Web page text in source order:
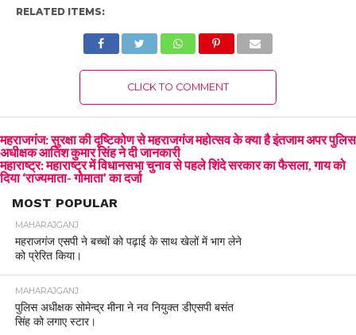
RELATED ITEMS:
CLICK TO COMMENT
महराजगंज: सुरक्षा की दृष्टिकोण से महराजगंज महोत्सव के क्या है इंतजाम अपर पुलिस
अधीक्षक आतिश कुमार सिंह ने दी जानकारी
महाराष्ट्र: महाराष्ट्र में विधानसभा चुनाव से पहले शिंदे सरकार का फैसला, गाय को
दिया ‘राज्यमाता- गोमाता’ का दर्जा
MOST POPULAR
MAHARAJGANJ
महराजगंज एसपी ने बच्चों को पढ़ाई के साथ खेलों में भाग लेने
को प्रेरित किया।
MAHARAJGANJ
पुलिस अधीक्षक सोमेन्द्र मीना ने नव नियुक्त डीएसपी बसंत
सिंह को लगाए स्टार।